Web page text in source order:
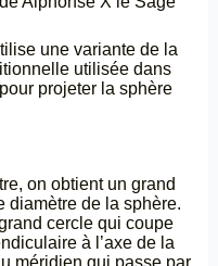
une variante de la
utilisée dans
projeter la sphère
on obtient un grand
diamètre de la sphère.
cercle qui coupe
à l’axe de la
méridien qui passe par